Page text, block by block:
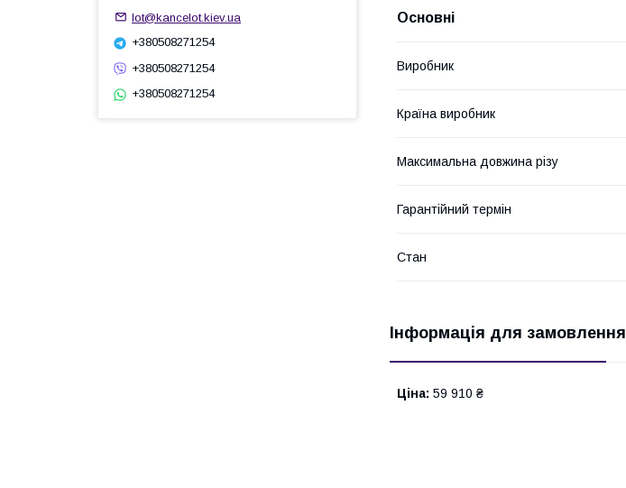
Основні
Виробник
Країна виробник
Максимальна довжина різу
Гарантійний термін
Стан
Інформація для замовлення
Ціна: 59 910 ₴
lot@kancelot.kiev.ua
+380508271254
+380508271254
+380508271254